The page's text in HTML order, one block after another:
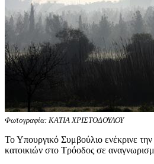
Φωτογραφία: ΚΑΤΙΑ ΧΡΙΣΤΟΔΟΥΛΟΥ
Το Υπουργικό Συμβούλιο ενέκρινε
κατοικιών στο Τρόοδος σε